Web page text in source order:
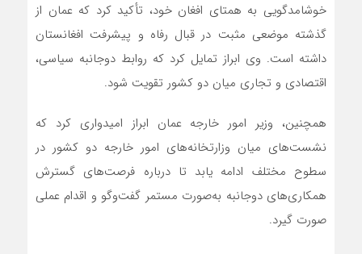
خوشامدگویی به همتای افغان خود، تأکید کرد که عمان از
گذشته موضعی مثبت در قبال رفاه و پیشرفت افغانستان
داشته است. وی ابراز تمایل کرد که روابط دوجانبه سیاسی،
اقتصادی و تجاری میان دو کشور تقویت شود.
همچنین، وزیر امور خارجه عمان ابراز امیدواری کرد که
نشست‌های میان وزارتخانه‌های امور خارجه دو کشور در
سطوح مختلف ادامه یابد تا درباره فرصت‌های گسترش
همکاری‌های دوجانبه به‌صورت مستمر گفت‌وگو و اقدام عملی
صورت گیرد.